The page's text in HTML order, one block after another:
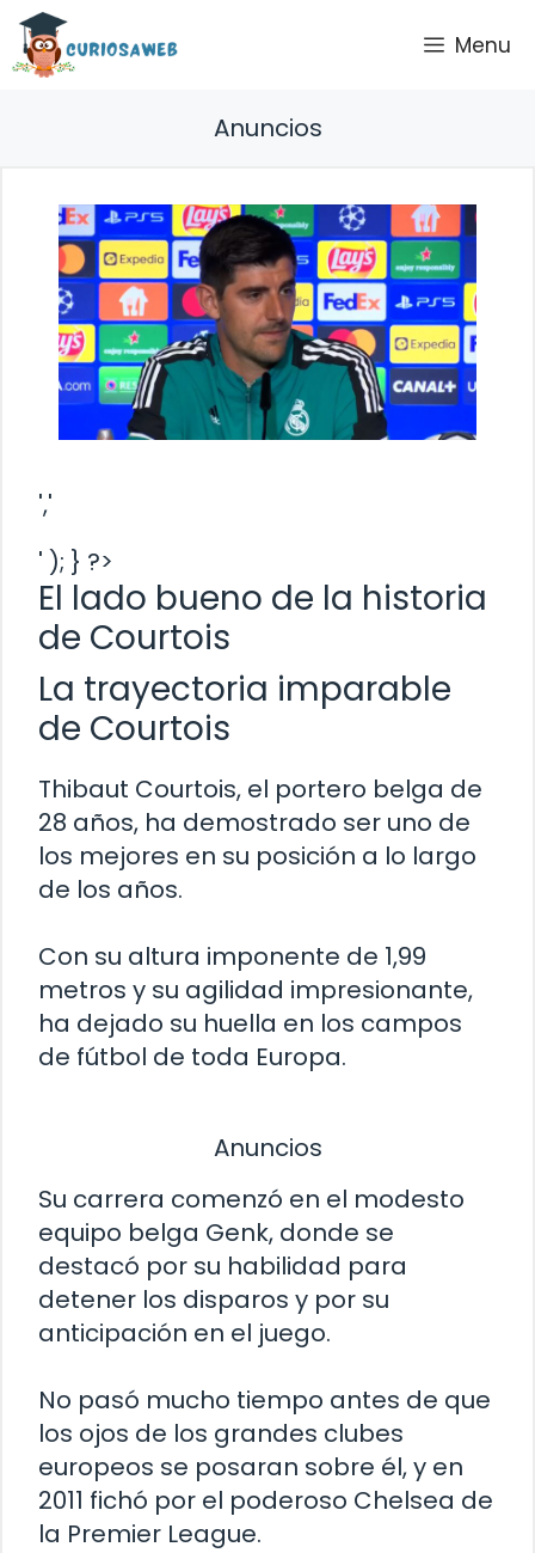
Saltar
contenido
Menu
Anuncios
','
' ); } ?>
El lado bueno de la historia
de Courtois
La trayectoria imparable
de Courtois
Thibaut Courtois, el portero belga de
28 años, ha demostrado ser uno de
los mejores en su posición a lo largo
de los años.
Con su altura imponente de 1,99
metros y su agilidad impresionante,
ha dejado su huella en los campos
de fútbol de toda Europa.
Anuncios
Su carrera comenzó en el modesto
equipo belga Genk, donde se
destacó por su habilidad para
detener los disparos y por su
anticipación en el juego.
No pasó mucho tiempo antes de que
los ojos de los grandes clubes
europeos se posaran sobre él, y en
2011 fichó por el poderoso Chelsea de
la Premier League.